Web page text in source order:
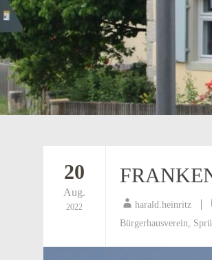
20
Aug.
2022 harald.heinritz
Bürgerhausverein,